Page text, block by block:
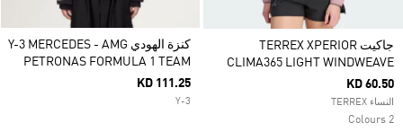
جاكيت TERREX XPERIOR
CLIMA365 LIGHT WINDWEAVE
KD 60.50
النساء TERREX
2 Colours
كنزة الهودي Y-3 MERCEDES - AMG
PETRONAS FORMULA 1 TEAM
KD 111.25
Y-3